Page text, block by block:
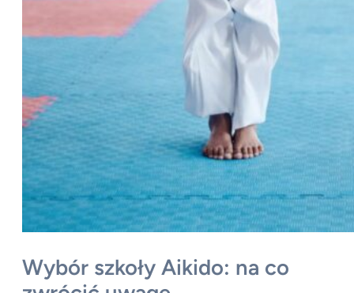
Wybór szkoły Aikido: na co